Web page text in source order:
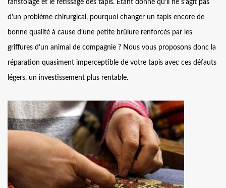
rafistolage et le retissage des tapis. Étant donné qu’il ne s’agit pas
d’un problème chirurgical, pourquoi changer un tapis encore de
bonne qualité à cause d’une petite brûlure renforcés par les
griffures d’un animal de compagnie ? Nous vous proposons donc la
réparation quasiment imperceptible de votre tapis avec ces défauts
légers, un investissement plus rentable.